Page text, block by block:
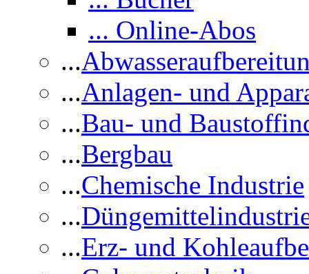
... Online-Abos
...
...Anlagen- und
...Bau- und
...Bergbau
...Chemische Industrie
...
...Erz- und